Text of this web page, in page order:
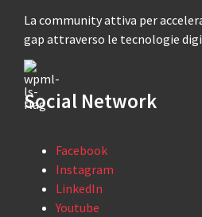
La community attiva per
gap attraverso le tecnologie
Social Network
Facebook
Instagram
LinkedIn
Youtube